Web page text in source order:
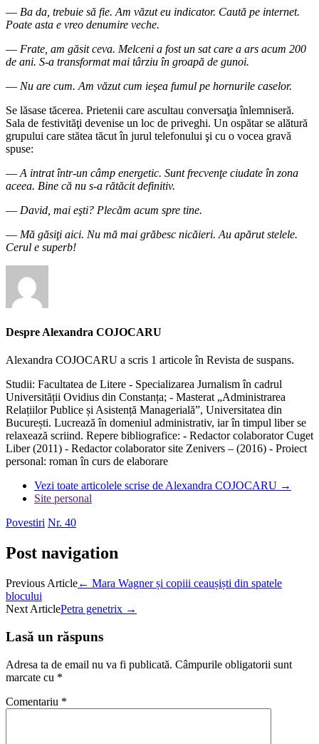
― Ba da, trebuie să fie. Am văzut eu indicator. Caută pe internet.
Poate asta e vreo denumire veche.
― Frate, am găsit ceva. Melceni a fost un sat care a ars acum 200
de ani. S-a transformat mai târziu în groapă de gunoi.
― Nu are cum. Am văzut cum ieşea fumul pe hornurile caselor.
Se lăsase tăcerea. Prietenii care ascultau conversaţia înlemniseră.
Sala de festivităţi devenise un loc de priveghi. Un ospătar se alătură
grupului care stătea tăcut în jurul telefonului şi cu o vocea gravă
spuse:
― A intrat într-un câmp energetic. Sunt frecvenţe ciudate în zona
aceea. Bine că nu s-a rătăcit definitiv.
― David, mai eşti? Plecăm acum spre tine.
― Mă găsiţi aici. Nu mă mai grăbesc nicăieri. Au apărut stelele.
Cerul e superb!
Despre Alexandra COJOCARU
Alexandra COJOCARU a scris 1 articole în Revista de suspans.
Studii: Facultatea de Litere - Specializarea Jurnalism în cadrul
Universității Ovidius din Constanța; - Masterat „Administrarea
Relațiilor Publice și Asistență Managerială”, Universitatea din
București. Lucrează în domeniul administrativ, iar în timpul liber se
relaxează scriind. Repere bibliografice: - Redactor colaborator Cuget
Liber (2011) - Redactor colaborator site Zenivers – (2016) - Proiect
personal: roman în curs de elaborare
Vezi toate articolele scrise de Alexandra COJOCARU →
Site personal
Povestiri Nr. 40
Post navigation
Previous Article← Mara Wagner și copiii ceaușiști din spatele
blocului
Next ArticlePetra genetrix →
Lasă un răspuns
Adresa ta de email nu va fi publicată. Câmpurile obligatorii sunt
marcate cu *
Comentariu *